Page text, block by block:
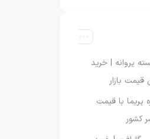
پروانه | خرید
بازار
با قیمت
کشور